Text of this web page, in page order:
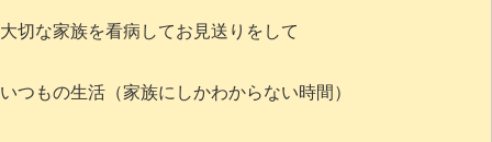
大切な家族を看病してお見送りをして
いつもの生活（家族にしかわからない時間）